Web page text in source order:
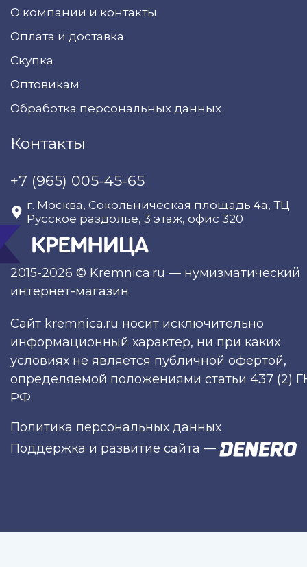
2015-2026 © Kremnica.ru — нумизматический
интернет-магазин
О компании и контакты
Оплата и доставка
Скупка
Оптовикам
Обработка персональных данных
Контакты
+7 (965) 005-45-65
г. Москва, Сокольническая площадь 4а, ТЦ
Русское раздолье, 3 этаж, офис 320
Сайт kremnica.ru носит исключительно
информационный характер, ни при каких
условиях не является публичной офертой,
определяемой положениями статьи 437 (2)
РФ.
Политика персональных данных
Поддержка и развитие сайта —